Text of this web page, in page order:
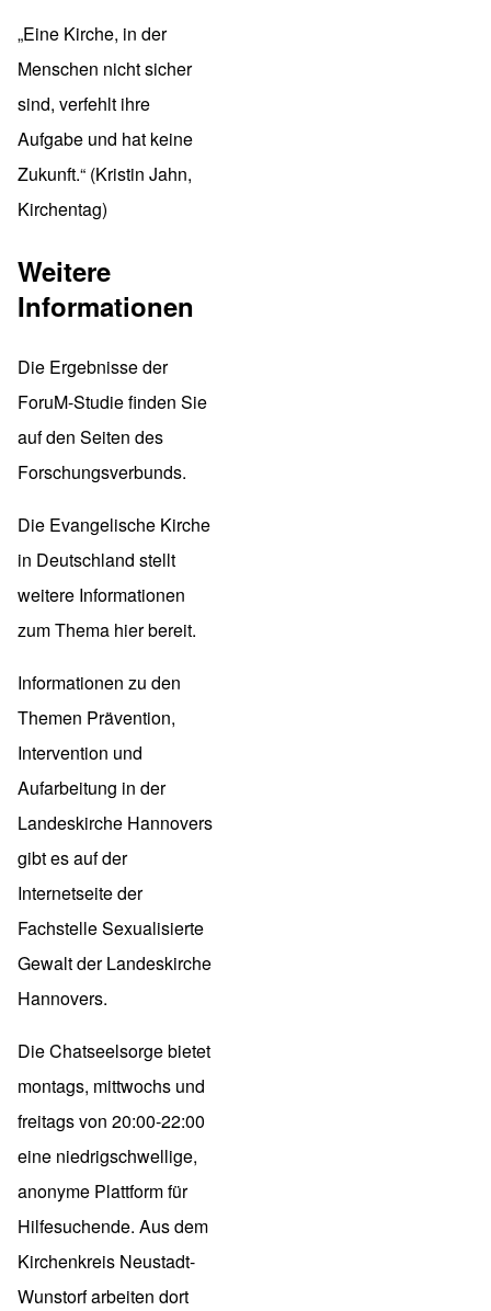
„Eine Kirche, in der
Menschen nicht sicher
sind, verfehlt ihre
Aufgabe und hat keine
Zukunft.“ (Kristin Jahn,
Kirchentag)
Weitere
Informationen
Die Ergebnisse der
ForuM-Studie finden Sie
auf den Seiten des
Forschungsverbunds.
Die Evangelische Kirche
in Deutschland stellt
weitere Informationen
zum Thema hierbereit.
Informationen zu den
Themen Prävention,
Intervention und
Aufarbeitung in der
Landeskirche Hannovers
gibt es auf der
Internetseite der
Fachstelle Sexualisierte
Gewaltder Landeskirche
Hannovers.
DieChatseelsorgebietet
montags, mittwochs und
freitags von 20:00-22:00
eine niedrigschwellige,
anonyme Plattform für
Hilfesuchende. Aus dem
Kirchenkreis Neustadt-
Wunstorf arbeiten dort